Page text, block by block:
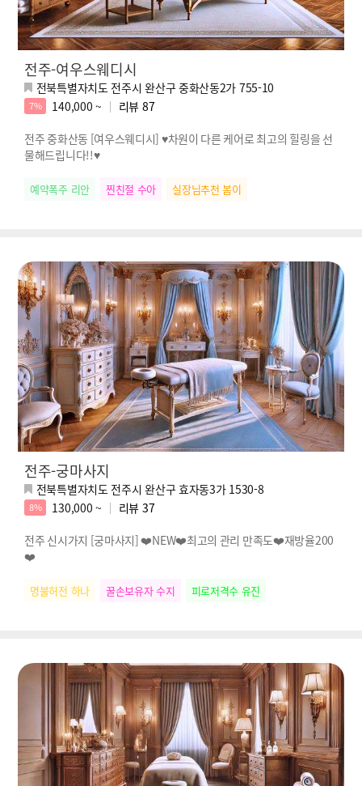
전주-여우스웨디시
전북특별자치도 전주시 완산구 중화산동2가 755-10
7% 140,000 ~ 리뷰 87
전주 중화산동 [여우스웨디시] ♥차원이 다른 케어로 최고의 힐링을 선
물해드립니다!!♥
예약폭주 리안 찐친절 수아 실장님추천 봄이
전주-궁마사지
전북특별자치도 전주시 완산구 효자동3가 1530-8
8% 130,000 ~ 리뷰 37
전주 신시가지 [궁마사지] ❤️NEW❤️최고의 관리 만족도❤️재방율200
❤️
명불허전 하나 꿀손보유자 수지 피로저격수 유진